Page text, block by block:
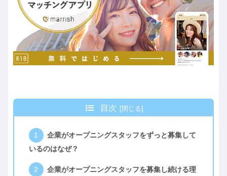
目次
企業がオープニングスタッフをずっと募集して
いるのはなぜ？
企業がオープニングスタッフを募集し続ける理